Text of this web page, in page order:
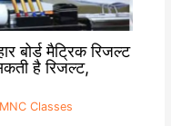
मैट्रिक रिजल्ट
है रिजल्ट,
MNC Classes